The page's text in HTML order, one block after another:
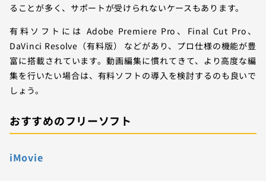
ることが多く、サポートが受けられないケースもあります。
有料ソフトには Adobe Premiere Pro、Final Cut Pro、
DaVinci Resolve（有料版） などがあり、プロ仕様の機能が豊
富に搭載されています。動画編集に慣れてきて、より高度な編
集を行いたい場合は、有料ソフトの導入を検討するのも良いで
しょう。
おすすめのフリーソフト
iMovie